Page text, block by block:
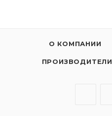
О КОМПАНИИ
ПРОИЗВОДИТЕЛИ